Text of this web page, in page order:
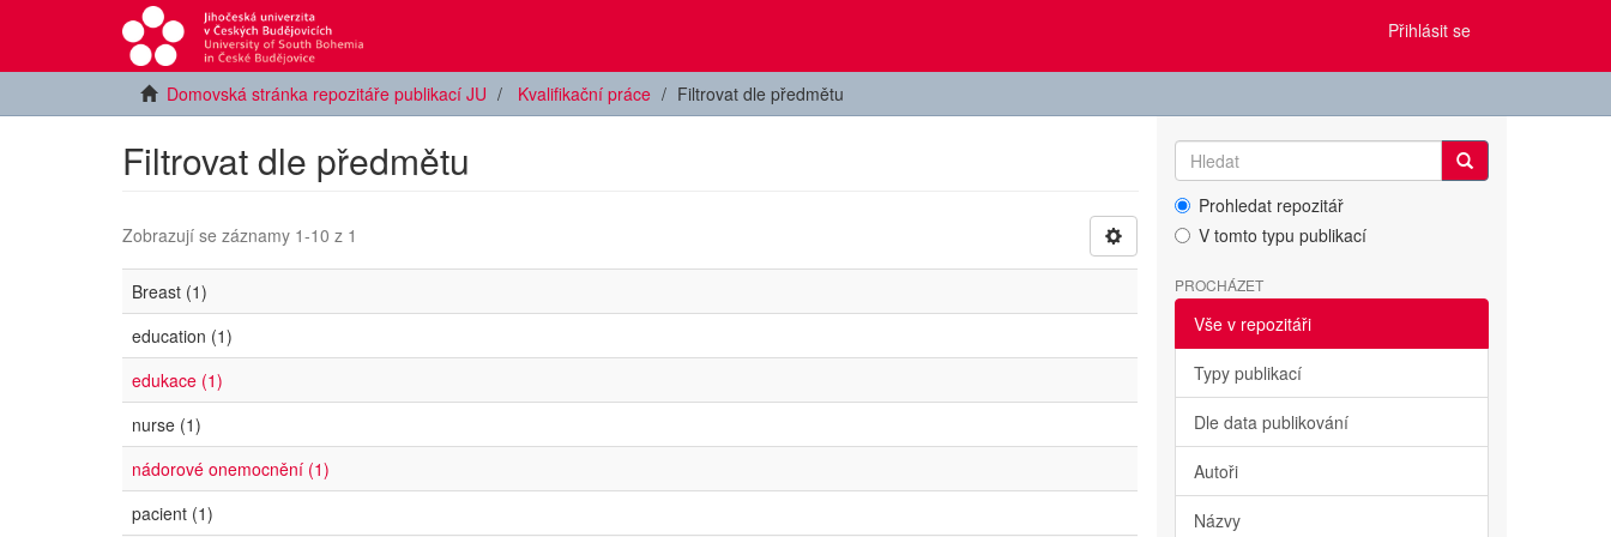
Přihlásit se
Domovská stránka repozitáře publikací JU Kvalifikační práce Filtrovat dle předmětu
Filtrovat dle předmětu
Zobrazují se záznamy 1-10 z 1
Breast (1)
education (1)
edukace (1)
nurse (1)
nádorové onemocnění (1)
pacient (1)
Prohledat repozitář
V tomto typu publikací
PROCHÁZET
Vše v repozitáři
Typy publikací
Dle data publikování
Autoři
Názvy